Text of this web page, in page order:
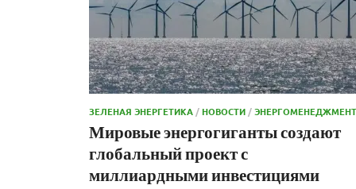
ЗЕЛЕНАЯ ЭНЕРГЕТИКА /НОВОСТИ /ЭНЕРГОМЕНЕДЖМЕНТ
Мировые энергогиганты создают
глобальный проект с
миллиардными инвестициями